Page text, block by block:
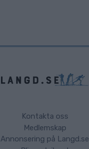
Kontakta oss
Medlemskap
Annonsering på Langd.se